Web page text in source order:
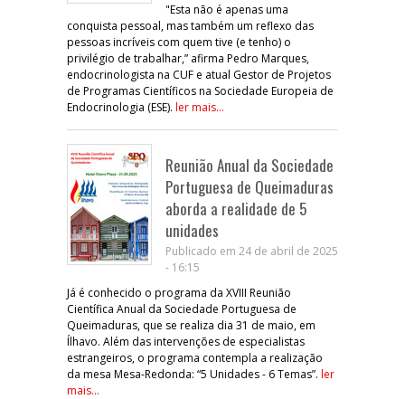
"Esta não é apenas uma
conquista pessoal, mas também um reflexo das
pessoas incríveis com quem tive (e tenho) o
privilégio de trabalhar,” afirma Pedro Marques,
endocrinologista na CUF e atual Gestor de Projetos
de Programas Científicos na Sociedade Europeia de
Endocrinologia (ESE). ler mais...
Reunião Anual da Sociedade
Portuguesa de Queimaduras
aborda a realidade de 5
unidades
Publicado em 24 de abril de 2025
- 16:15
Já é conhecido o programa da XVIII Reunião
Científica Anual da Sociedade Portuguesa de
Queimaduras, que se realiza dia 31 de maio, em
Ílhavo. Além das intervenções de especialistas
estrangeiros, o programa contempla a realização
da mesa Mesa-Redonda: “5 Unidades - 6 Temas”. ler
mais...